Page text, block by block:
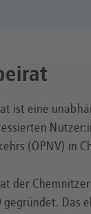
ist eine
(ÖPNV) in
der
gegründet. Das